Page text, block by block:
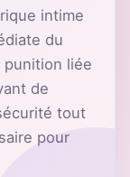
intime
du
liée
de
tout
pour